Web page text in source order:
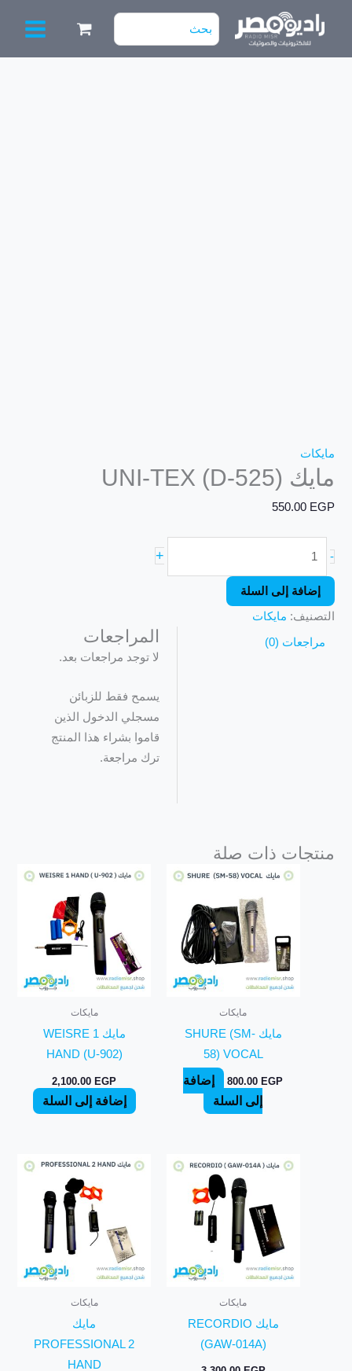
البحث
عن:
مايكات
مايك UNI-TEX (D-525)
550.00 EGP
-
+
إضافة إلى السلة
التصنيف: مايكات
مراجعات (0) المراجعات
لا توجد مراجعات بعد.
يسمح فقط للزبائن
مسجلي الدخول الذين
قاموا بشراء هذا المنتج
ترك مراجعة.
منتجات ذات صلة
مايكات
مايك SHURE (SM-
58) VOCAL
800.00EGP
إضافة
إلى السلة
مايكات
مايك WEISRE 1
HAND (U-902)
2,100.00EGP
إضافة إلى السلة
مايكات
مايك RECORDIO
(GAW-014A)
مايكات
مايك
PROFESSIONAL 2
HAND